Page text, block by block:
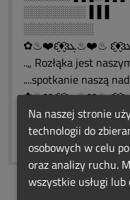
░░░░░░░░▐▐▐
░░░░░░░░░
..„ Rozłąka jest
....spotkanie naszą
♥ ⋱⋰ ♥ ⋱⋰ ♥
Na naszej stronie
technologii do
osobowych w celu
oraz analizy ruchu.
wszystkie usługi